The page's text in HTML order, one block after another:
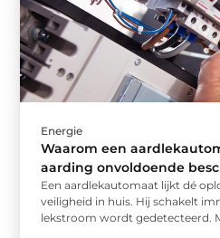
Energie
Waarom een
aarding onvoldoende
Een aardlekautomaat lijkt dé
veiligheid in huis. Hij schakelt
lekstroom wordt gedetecteerd.